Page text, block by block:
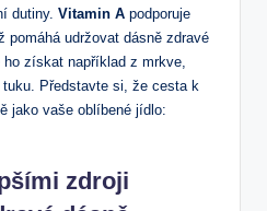
dutiny. Vitamin A podporuje
udržovat⁣ dásně zdravé
získat například z mrkve,
Představte si, ‍že cesta k
jako vaše oblíbené jídlo:
zdroji